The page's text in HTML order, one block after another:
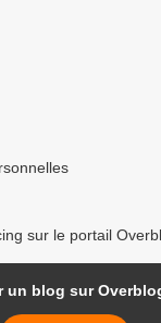
sur le portail
un blog sur